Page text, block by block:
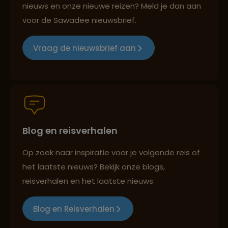
Groepsreizen mét indivuele vrijheid
Persoonlijk en deskundig reisadvies
Reizen met oog voor mens, cultuur en milieu
nieuws en onze nieuwe reizen? Meld je dan aan
voor de Sawadee nieuwsbrief.
Vraag de nieuwsbrief aan
Blog en reisverhalen
Op zoek naar inspiratie voor je volgende reis of
het laatste nieuws? Bekijk onze blogs,
reisverhalen en het laatste nieuws.
Blog en Reisverhalen